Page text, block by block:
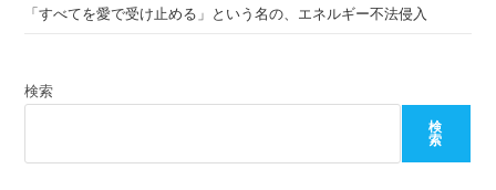
「すべてを愛で受け止める」という名の、エネルギー不法侵入
検索
検
索